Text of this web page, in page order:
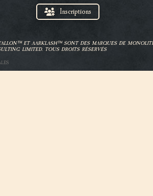
Inscriptions
ET AARKLASH™ SONT DES MARQUES DE
LIMITED. TOUS DROITS RÉSERVÉS